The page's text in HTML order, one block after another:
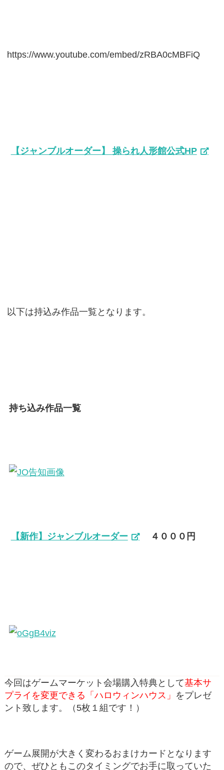
https://www.youtube.com/embed/zRBA0cMBFiQ
【ジャンブルオーダー】 操られ人形館公式HP
以下は持込み作品一覧となります。
持ち込み作品一覧
【新作】ジャンブルオーダー ４０００円
今回はゲームマーケット会場購入特典として基本サ
プライを変更できる「ハロウィンハウス」 をプレゼ
ント致します。（5枚１組です！）
ゲーム展開が大きく変わるおまけカードとなります
ので、ぜひともこのタイミングでお手に取っていた